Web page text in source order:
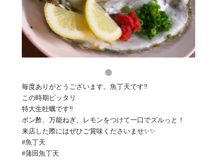
毎度ありがとうございます。魚丁天です‼️
この時期ピッタリ
特大生牡蠣です‼️
ポン酢、万能ねぎ、レモンをつけて一口でズルっと！
来店した際にはぜひご賞味くださいませ✨️✨️
#魚丁天
#蒲田魚丁天